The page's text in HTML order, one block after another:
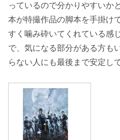
っているので分かりやすいか
本が特撮作品の脚本を手掛け
すく噛み砕いてくれている感
で、気になる部分がある方も
らない人にも最後まで安定し